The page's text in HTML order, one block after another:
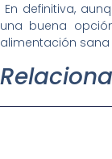
En definitiva,
una buena
alimentación